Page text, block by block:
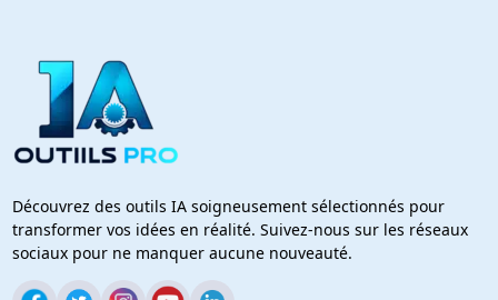
Découvrez des outils IA soigneusement sélectionnés pour
transformer vos idées en réalité. Suivez-nous sur les réseaux
sociaux pour ne manquer aucune nouveauté.